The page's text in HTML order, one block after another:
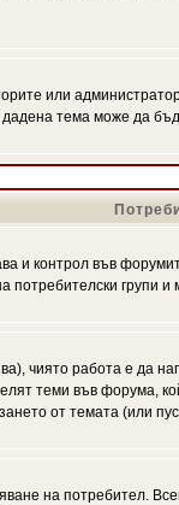
или
тема може да
и контрол във
потребителски групи
чиято работа е да
теми във форума,
от темата (или
на потребител.